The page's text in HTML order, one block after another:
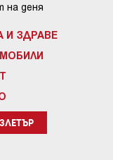
на деня
И ЗДРАВЕ